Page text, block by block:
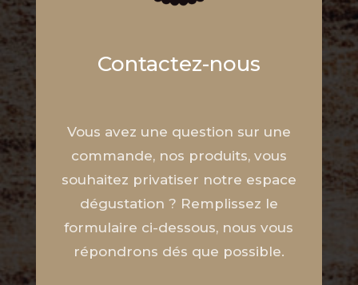
Contactez-nous
Vous avez une question sur une
commande, nos produits, vous
souhaitez privatiser notre espace
dégustation ? Remplissez le
formulaire ci-dessous, nous vous
répondrons dés que possible.